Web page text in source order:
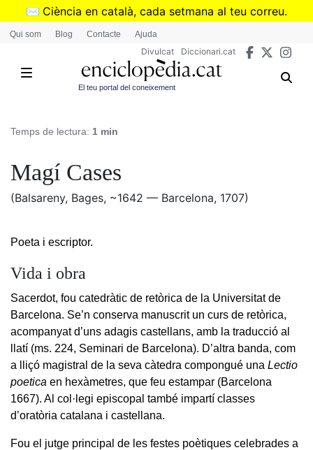
Vés
✉️ Ciència en català, cada setmana al teu correu.
➜Subscriu-te al butlletí de Divulcat
Qui som Blog Contacte Ajuda
Divulcat Diccionari.cat
El teu portal del coneixement
Temps de lectura: 1 min
Magí Cases
(Balsareny, Bages, ~1642 — Barcelona, 1707)
Poeta i escriptor.
Vida i obra
Sacerdot, fou catedràtic de retòrica de la Universitat de
Barcelona. Se’n conserva manuscrit un curs de retòrica,
acompanyat d’uns adagis castellans, amb la traducció al
llatí (ms. 224, Seminari de Barcelona). D’altra banda, com
a lliçó magistral de la seva càtedra compongué una Lectio
poetica en hexàmetres, que feu estampar (Barcelona
1667). Al col·legi episcopal també impartí classes
d’oratòria catalana i castellana.
Fou el jutge principal de les festes poètiques celebrades a